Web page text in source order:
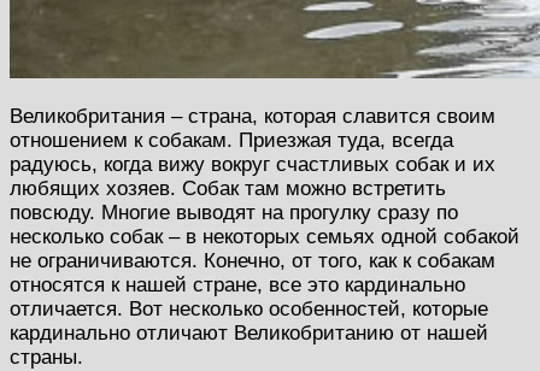
Великобритания – страна, которая славится своим
отношением к собакам. Приезжая туда, всегда
радуюсь, когда вижу вокруг счастливых собак и их
любящих хозяев. Собак там можно встретить
повсюду. Многие выводят на прогулку сразу по
несколько собак – в некоторых семьях одной собакой
не ограничиваются. Конечно, от того, как к собакам
относятся к нашей стране, все это кардинально
отличается. Вот несколько особенностей, которые
кардинально отличают Великобританию от нашей
страны.